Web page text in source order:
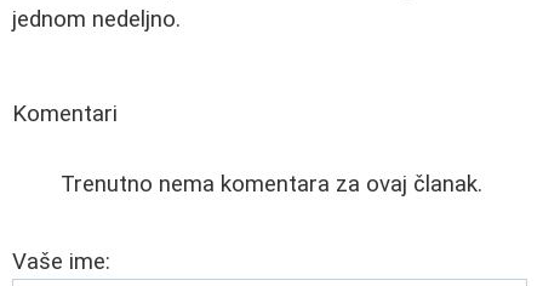
jednom nedeljno.
Komentari
Trenutno nema komentara za ovaj članak.
Vaše ime: